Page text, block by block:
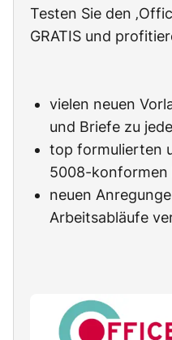
Testen Sie den
GRATIS und
vielen neuen
und Briefe zu
top formulierten
5008-konformen
neuen
Arbeitsabläufe